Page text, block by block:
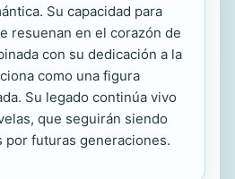
Su capacidad para
resuenan en el corazón de
con su dedicación a la
como una figura
Su legado continúa vivo
que seguirán siendo
por futuras generaciones.